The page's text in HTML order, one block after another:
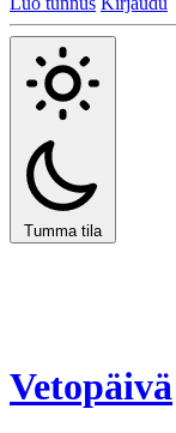
Tumma tila
Vetopäivä